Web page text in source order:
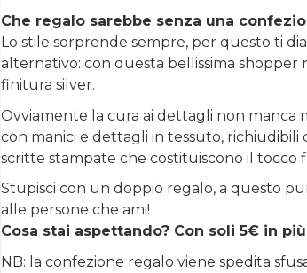
Che regalo sarebbe senza una
Lo stile sorprende sempre, per questo ti
alternativo: con questa bellissima
finitura silver.
Ovviamente la cura ai dettagli non manca
con manici e dettagli in tessuto,
scritte stampate che costituiscono il tocco
Stupisci con un doppio regalo, a questo
alle persone che ami!
Cosa stai aspettando? Con soli 5€ in
NB: la confezione regalo viene spedita